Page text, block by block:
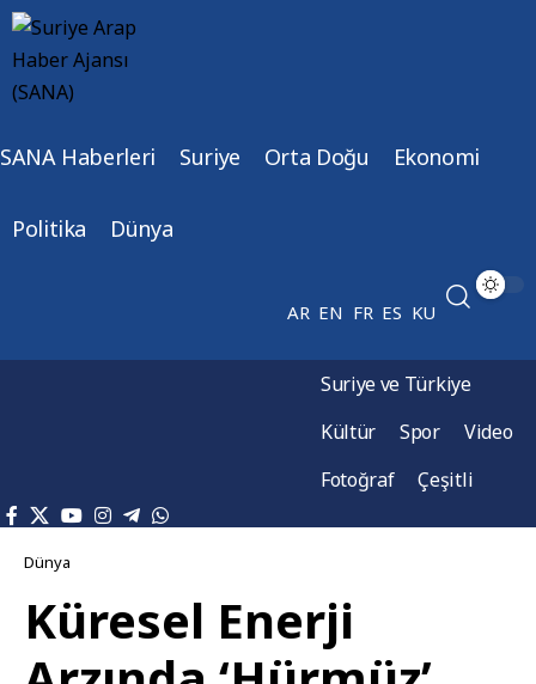
SANA Haberleri Suriye Orta Doğu Ekonomi
Politika Dünya
AR EN FR ES KU
Suriye ve Türkiye
Kültür
Spor
Video
Fotoğraf
Çeşitli
Dünya
Küresel Enerji